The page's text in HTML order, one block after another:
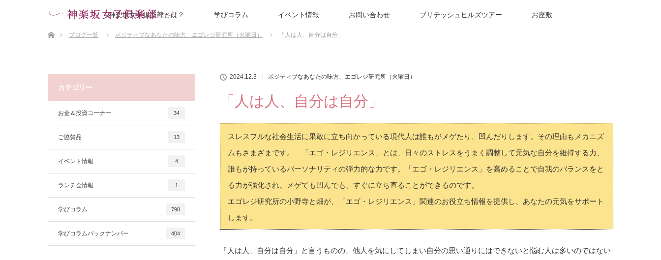
神楽坂女子倶楽部とは？ 学びコラム イベント情報 お問い合わせ ブリテッシュヒルズツアー お座敷
ブログ一覧
ポジティブなあなたの味方、エゴレジ研究所（火曜日） 「人は人、自分は自分」
2024.12.3 ポジティブなあなたの味方、エゴレジ研究所（火曜日）
「人は人、自分は自分」
スレスフルな社会生活に果敢に立ち向かっている現代人は誰もがメゲたり、凹んだりします。その理由もメカニズ
ムもさまざまです。 「エゴ・レジリエンス」とは、日々のストレスをうまく調整して元気な自分を維持する力、
誰もが持っているパーソナリティの弾力的な力です。「エゴ・レジリエンス」を高めることで自我のバランスをと
る力が強化され、メゲても凹んでも、すぐに立ち直ることができるのです。
エゴレジ研究所の小野寺と畑が、「エゴ・レジリエンス」関連のお役立ち情報を提供し、あなたの元気をサポート
します。
「人は人、自分は自分」と言うものの、他人を気にしてしまい自分の思い通りにはできないと悩む人は多いのではない
カテゴリー
お金＆投資コーナー 34
ご協賛品 13
イベント情報 4
ランチ会情報 1
学びコラム 798
学びコラムバックナンバー 404